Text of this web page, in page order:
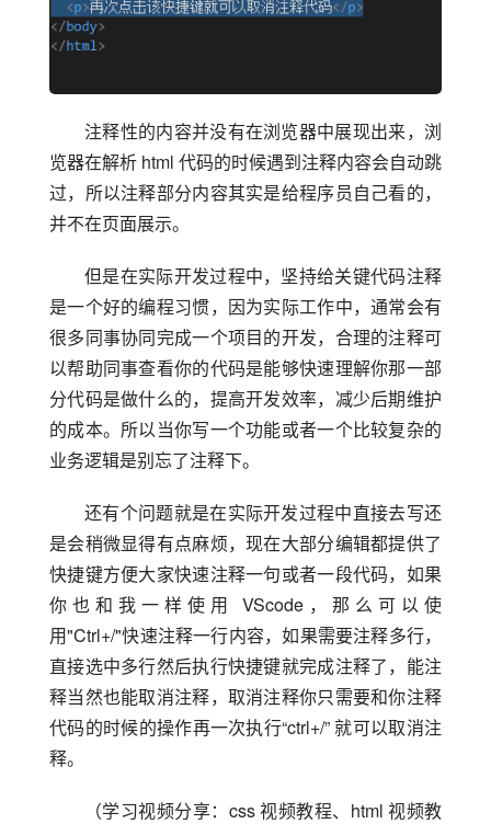
注释性的内容并没有在浏览器中展现出来，浏
览器在解析 html 代码的时候遇到注释内容会自动跳
过，所以注释部分内容其实是给程序员自己看的，
并不在页面展示。
但是在实际开发过程中，坚持给关键代码注释
是一个好的编程习惯，因为实际工作中，通常会有
很多同事协同完成一个项目的开发，合理的注释可
以帮助同事查看你的代码是能够快速理解你那一部
分代码是做什么的，提高开发效率，减少后期维护
的成本。所以当你写一个功能或者一个比较复杂的
业务逻辑是别忘了注释下。
还有个问题就是在实际开发过程中直接去写还
是会稍微显得有点麻烦，现在大部分编辑都提供了
快捷键方便大家快速注释一句或者一段代码，如果
你也和我一样使用 VScode，那么可以使
用"Ctrl+/"快速注释一行内容，如果需要注释多行，
直接选中多行然后执行快捷键就完成注释了，能注
释当然也能取消注释，取消注释你只需要和你注释
代码的时候的操作再一次执行“ctrl+/” 就可以取消注
释。
（学习视频分享：css 视频教程、html 视频教